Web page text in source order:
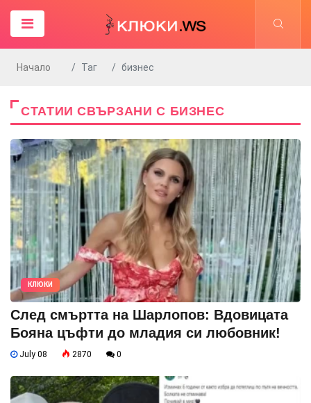
Начало Таг бизнес
СТАТИИ СВЪРЗАНИ С БИЗНЕС
КЛЮКИ
След смъртта на Шарлопов: Вдовицата
Бояна цъфти до младия си любовник!
July 08 2870 0